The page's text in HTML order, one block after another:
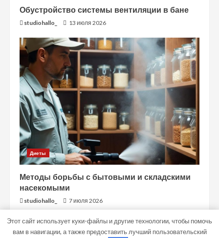
Обустройство системы вентиляции в бане
studiohallo_ 13 июля 2026
Диеты
Методы борьбы с бытовыми и складскими
насекомыми
studiohallo_ 7 июля 2026
Этот сайт использует куки-файлы и другие технологии, чтобы помочь
вам в навигации, а также предоставить лучший пользовательский